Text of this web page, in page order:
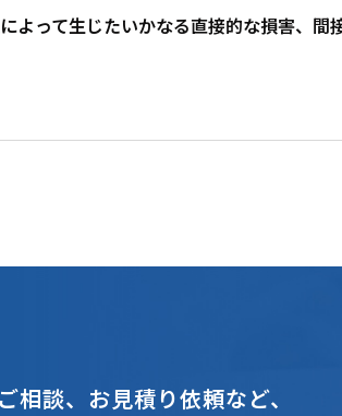
って生じたいかなる直接的な損害、間
相談、お見積り依頼など、